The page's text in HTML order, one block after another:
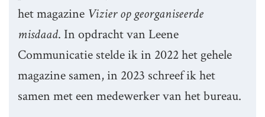
het magazine Vizier op georganiseerde
misdaad. In opdracht van Leene
Communicatie stelde ik in 2022 het gehele
magazine samen, in 2023 schreef ik het
samen met een medewerker van het bureau.